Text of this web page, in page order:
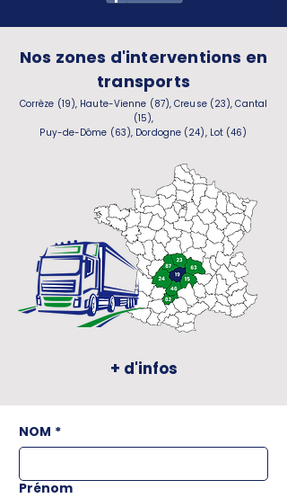
Nos zones d'interventions en
transports
Corrèze (19), Haute-Vienne (87), Creuse (23), Cantal
(15),
Puy-de-Dôme (63), Dordogne (24), Lot (46)
+ d'infos
NOM *
Prénom